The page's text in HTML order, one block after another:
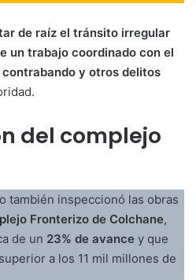
de raíz el tránsito irregular
un trabajo coordinado con el
y otros delitos
del complejo
también inspeccionó las obras
Fronterizo de Colchane,
de un 23% de avance y que
a los 11 mil millones de